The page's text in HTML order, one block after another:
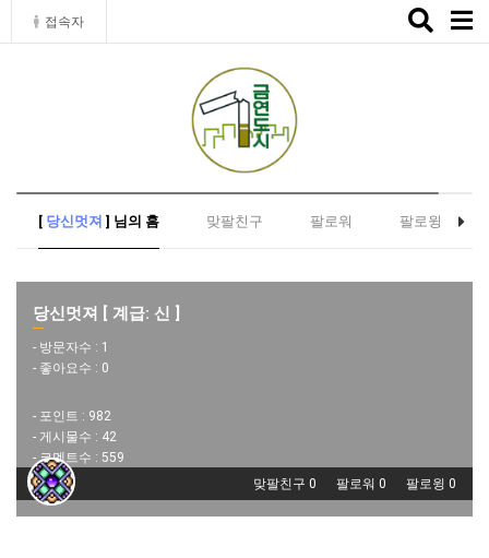
접속자
Toggle
[ 당신멋져 ] 님의 홈 맞팔친구 팔로워 팔로윙
당신멋져 [ 계급: 신 ]
- 방문자수 : 1
- 좋아요수 : 0
- 포인트 : 982
- 게시물수 : 42
- 코멘트수 : 559
맞팔친구 0
팔로워 0 팔로윙 0